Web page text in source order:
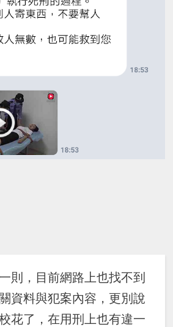
則，目前網路上也找不到
資料與犯案內容，更別說
花了，在用刑上也有違一